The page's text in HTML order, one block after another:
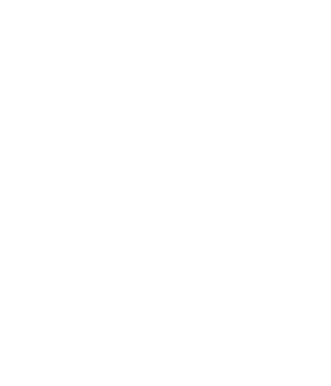
çalşıtırıldı." yazar.